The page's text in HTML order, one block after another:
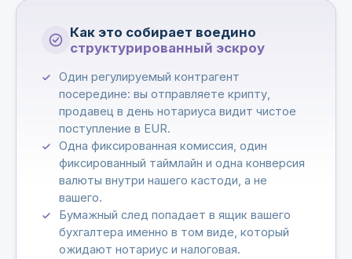
Как это собирает воедино
структурированный эскроу
Один регулируемый контрагент
посередине: вы отправляете крипту,
продавец в день нотариуса видит чистое
поступление в EUR.
Одна фиксированная комиссия, один
фиксированный таймлайн и одна конверсия
валюты внутри нашего кастоди, а не
вашего.
Бумажный след попадает в ящик вашего
бухгалтера именно в том виде, который
ожидают нотариус и налоговая.